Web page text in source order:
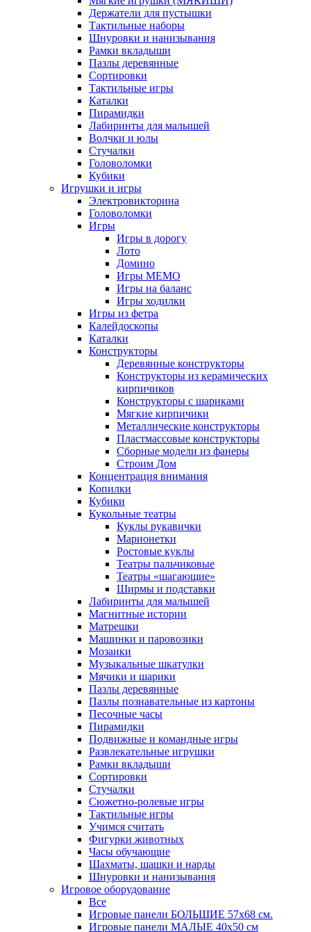
Держатели для пустышки
Тактильные наборы
Шнуровки и нанизывания
Рамки вкладыши
Пазлы деревянные
Сортировки
Тактильные игры
Каталки
Пирамидки
Лабиринты для малышей
Волчки и юлы
Стучалки
Головоломки
Кубики
Игрушки и игры
Электровикторина
Головоломки
Игры
Игры в дорогу
Лото
Домино
Игры МЕМО
Игры на баланс
Игры ходилки
Игры из фетра
Калейдоскопы
Каталки
Конструкторы
Деревянные конструкторы
Конструкторы из керамических
кирпичиков
Конструкторы с шариками
Мягкие кирпичики
Металлические конструкторы
Пластмассовые конструкторы
Сборные модели из фанеры
Строим Дом
Концентрация внимания
Копилки
Кубики
Кукольные театры
Куклы рукавички
Марионетки
Ростовые куклы
Театры пальчиковые
Театры «шагающие»
Ширмы и подставки
Лабиринты для малышей
Магнитные истории
Матрешки
Машинки и паровозики
Мозаики
Музыкальные шкатулки
Мячики и шарики
Пазлы деревянные
Пазлы познавательные из картоны
Песочные часы
Пирамидки
Подвижные и командные игры
Развлекательные игрушки
Рамки вкладыши
Сортировки
Стучалки
Сюжетно-ролевые игры
Тактильные игры
Учимся считать
Фигурки животных
Часы обучающие
Шахматы, шашки и нарды
Шнуровки и нанизывания
Игровое оборудование
Все
Игровые панели БОЛЬШИЕ 57х68 см.
Игровые панели МАЛЫЕ 40х50 см